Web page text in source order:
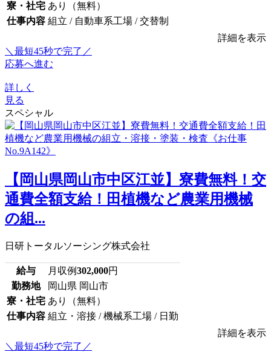
寮・社宅 あり（無料）
仕事内容 組立 / 自動車系工場 / 交替制
詳細を表示
＼最短45秒で完了／
応募へ進む
詳しく
見る
スペシャル
【岡山県岡山市中区江並】寮費無料！交
通費全額支給！田植機など農業用機械
の組...
日研トータルソーシング株式会社
給与 月収例302,000円
勤務地
岡山県 岡山市
寮・社宅 あり（無料）
仕事内容 組立・溶接 / 機械系工場 / 日勤
詳細を表示
＼最短45秒で完了／